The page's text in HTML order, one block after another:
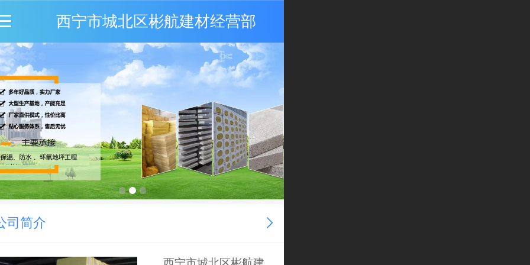
西宁市城北区彬航建材经营部
司简介